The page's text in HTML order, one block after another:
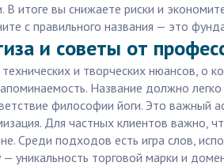
В итоге вы снижаете риски и
с правильного названия — это
и советы от
и творческих нюансов, о
Название должно
философии йоги. Это важный
Для частных клиентов важно,
Среди подходов есть игра слов,
уникальность торговой марки и